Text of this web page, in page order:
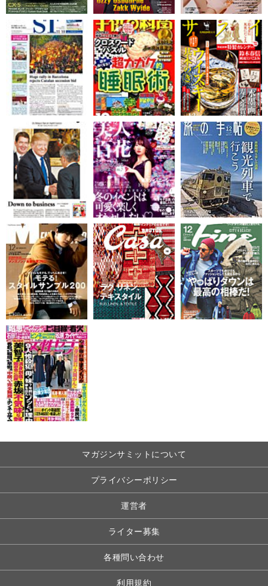
マガジンサミットについて
プライバシーポリシー
運営者
ライター募集
各種問い合わせ
利用規約